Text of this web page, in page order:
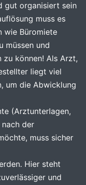
gut organisiert sein
muss es
wie Büromiete
müssen und
können! Als Arzt,
liegt viel
um die Abwicklung
(Arztunterlagen,
nach der
muss sicher
Hier steht
und